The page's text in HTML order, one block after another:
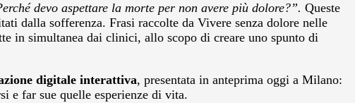
devo aspettare la morte per non avere più dolore?”. Queste
dalla sofferenza. Frasi raccolte da Vivere senza dolore nelle
in simultanea dai clinici, allo scopo di creare uno spunto di
digitale interattiva, presentata in anteprima oggi a Milano:
e far sue quelle esperienze di vita.